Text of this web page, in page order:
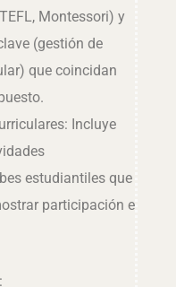
Montessori) y
(gestión de
que coincidan
Incluye
estudiantiles que
participación e